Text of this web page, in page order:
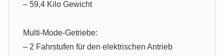
– 59,4 Kilo Gewicht
Multi-Mode-Getriebe:
– 2 Fahrstufen für den elektrischen Antrieb